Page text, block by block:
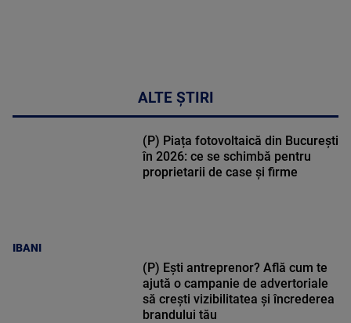
ALTE ȘTIRI
IBANI
(P) Piața fotovoltaică din București
în 2026: ce se schimbă pentru
proprietarii de case și firme
(P) Ești antreprenor? Află cum te
ajută o campanie de advertoriale
să crești vizibilitatea și încrederea
brandului tău